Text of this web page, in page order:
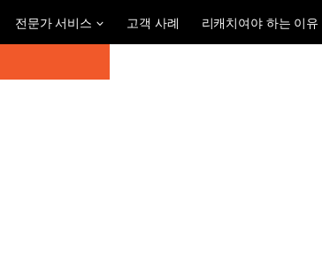
전문가 서비스 고객 사례 리캐치여야 하는 이유